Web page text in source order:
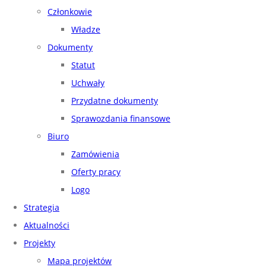
Członkowie
Władze
Dokumenty
Statut
Uchwały
Przydatne dokumenty
Sprawozdania finansowe
Biuro
Zamówienia
Oferty pracy
Logo
Strategia
Aktualności
Projekty
Mapa projektów